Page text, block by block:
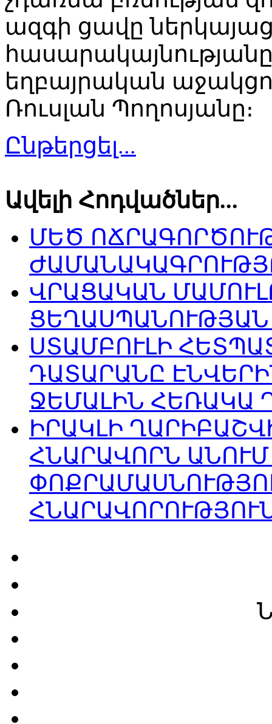
ազգի ցավը
եղբայրական
Ռուսլան Պողոսյանը։
Ընթերցել...
Ավելի Հոդվածներ...
ՄԵԾ
ՎՐԱՑԱԿԱՆ
ՍՏԱՄԲՈՒԼԻ
ԴԱՏԱՐԱՆԸ
ՋԵՄԱԼԻՆ ՀԵՌԱԿԱ
ԻՐԱԿԼԻ
ՀՆԱՐԱՎՈՐՆ